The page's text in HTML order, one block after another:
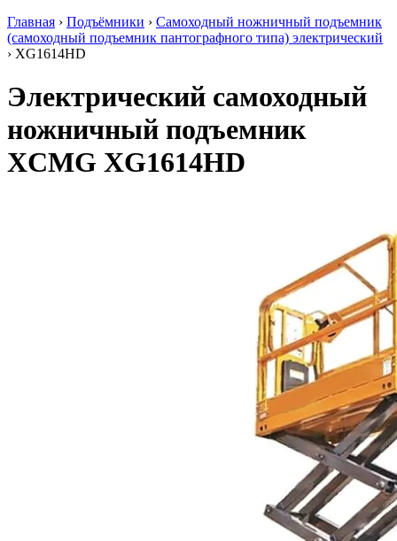
Главная › Подъёмники › Самоходный ножничный подъемник
(самоходный подъемник пантографного типа) электрический
› XG1614HD
Электрический самоходный
ножничный подъемник
XCMG XG1614HD